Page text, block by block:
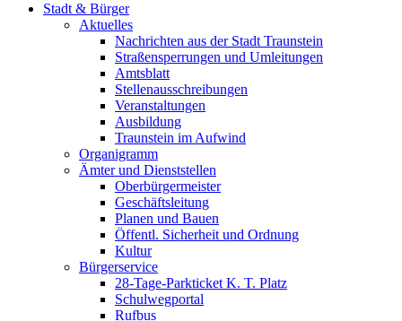
Stadt & Bürger
Aktuelles
Nachrichten aus der Stadt Traunstein
Straßensperrungen und Umleitungen
Amtsblatt
Stellenausschreibungen
Veranstaltungen
Ausbildung
Traunstein im Aufwind
Organigramm
Ämter und Dienststellen
Oberbürgermeister
Geschäftsleitung
Planen und Bauen
Öffentl. Sicherheit und Ordnung
Kultur
Bürgerservice
28-Tage-Parkticket K. T. Platz
Schulwegportal
Rufbus